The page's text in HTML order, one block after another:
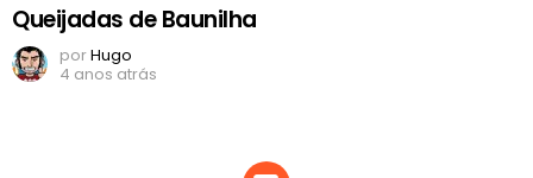
Queijadas de Baunilha
porHugo
4 anos atrás